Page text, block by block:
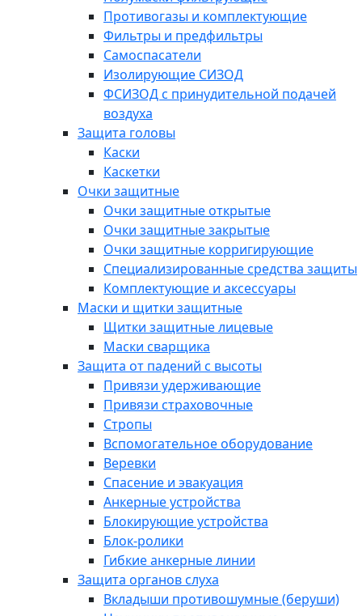
Противогазы и комплектующие
Фильтры и предфильтры
Самоспасатели
Изолирующие СИЗОД
ФСИЗОД с принудительной подачей
воздуха
Защита головы
Каски
Каскетки
Очки защитные
Очки защитные открытые
Очки защитные закрытые
Очки защитные корригирующие
Специализированные средства защиты
Комплектующие и аксессуары
Маски и щитки защитные
Щитки защитные лицевые
Маски сварщика
Защита от падений с высоты
Привязи удерживающие
Привязи страховочные
Стропы
Вспомогательное оборудование
Веревки
Спасение и эвакуация
Анкерные устройства
Блокирующие устройства
Блок-ролики
Гибкие анкерные линии
Защита органов слуха
Вкладыши противошумные (беруши)